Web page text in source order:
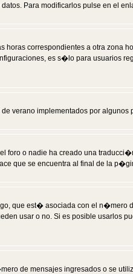
Para modificarlos pulse en el
correspondientes a otra
es s�lo para usuarios
verano implementados por
foro o nadie ha creado una
que se encuentra al final de la
que est� asociada con el n�mero
usar o no. Si es posible usarlos
de mensajes ingresados o se